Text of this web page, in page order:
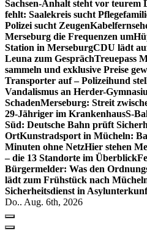
Sachsen-Anhalt steht vor teurem
fehlt: Saalekreis sucht
Polizei sucht Zeugen
Merseburg die Frequenzen um
Station in MerseburgCDU lädt
Leuna zum GesprächTreuepass
sammeln und exklusive Preise
Transporter auf – Polizeihund
Vandalismus an Herder-
SchadenMerseburg: Streit
29-Jähriger im KrankenhausS-
Süd: Deutsche Bahn prüft
OrtKunstradsport in Mücheln:
Minuten ohne NetzHier stehen
– die 13 Standorte im Überblick
Bürgermelder: Was den
lädt zum Frühstück nach
Sicherheitsdienst in
Do.. Aug. 6th, 2026